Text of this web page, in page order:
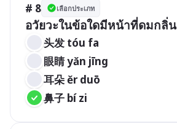
# 8 เลือกประเภท
อวัยวะในข้อใดมีหน้าที่ดมกลิ่น
头发 tóu fa
眼睛 yǎn jīng
耳朵 ěr duō
鼻子 bí zi